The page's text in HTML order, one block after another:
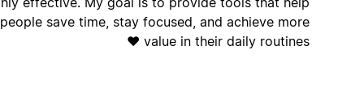
people save time, stay focused, and achieve more
value in their daily routines ❤️